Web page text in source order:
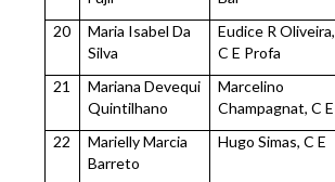
20
Maria Isabel Da
Silva
Eudice R Oliveira,
C E Profa
21
Mariana Devequi
Quintilhano
Marcelino
Champagnat, C E
22
Marielly Marcia
Barreto
Hugo Simas, C E